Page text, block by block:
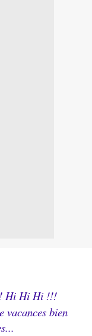
Hi Hi Hi !!!
vacances bien